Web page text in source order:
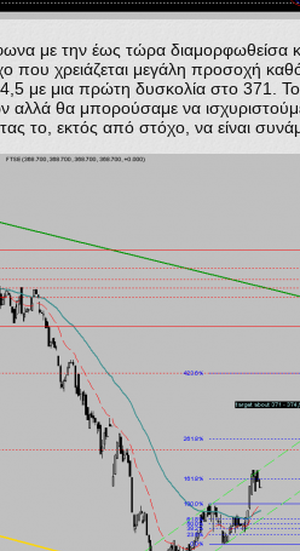
με την έως τώρα
που χρειάζεται μεγάλη προσοχή
με μια πρώτη δυσκολία στο 371. Το
θα μπορούσαμε να
το, εκτός από στόχο, να είναι